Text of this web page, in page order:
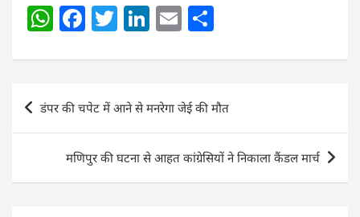
W
at
s
A
p
p
F
c
e
b
o
o
T
itt
er
Li
k
e
dI
n
E
ai
l
ar
e
Post
navigation
डंपर की चपेट में आने से मनरेगा जेई की मौत
मणिपुर की घटना से आहत कांग्रेसियों ने निकाला कैंडल मार्च